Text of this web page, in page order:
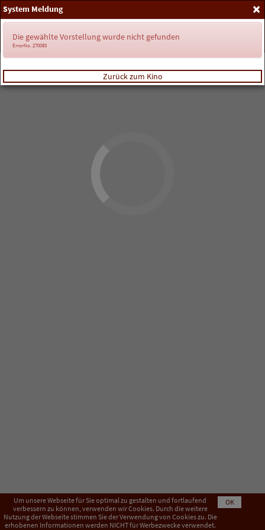
Anmelden
Um unsere Webseite für Sie optimal zu gestalten und fortlaufend
verbessern zu können, verwenden wir Cookies. Durch die weitere
Nutzung der Webseite stimmen Sie der Verwendung von Cookies zu. Die
erhobenen Informationen werden NICHT für Werbezwecke verwendet.
OK
×
System Meldung
Die gewählte Vorstellung wurde nicht gefunden
ErrorNo. 270083
Zurück zum Kino
Impressum AGB Datenschutzerklärung